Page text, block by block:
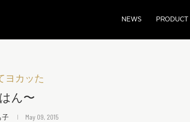
NEWS PRODUCT
ヨカッた
ん〜
子 May 09, 2015